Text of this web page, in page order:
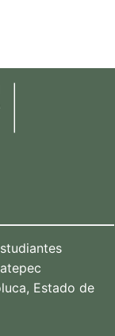
Estado de